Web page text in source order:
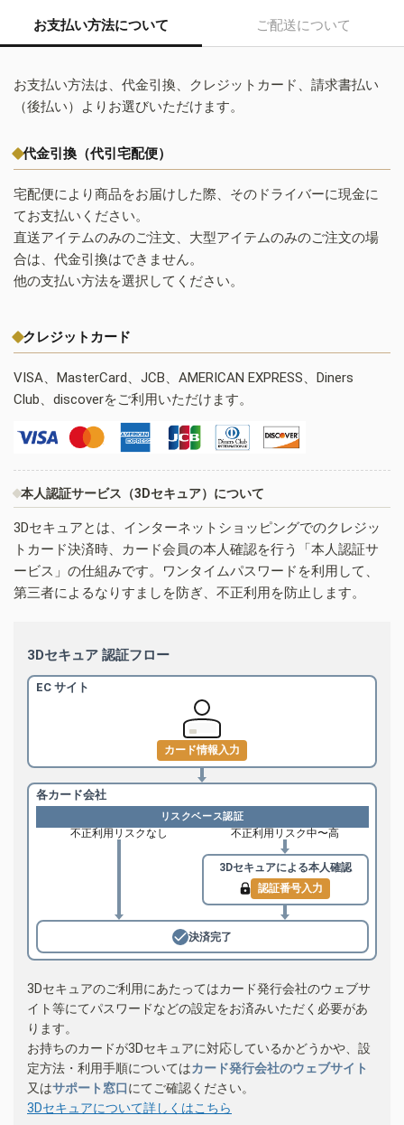
お支払い方法について ご配送について
お支払い方法は、代金引換、クレジットカード、請求書払い
（後払い）よりお選びいただけます。
代金引換（代引宅配便）
宅配便により商品をお届けした際、そのドライバーに現金に
てお支払いください。
直送アイテムのみのご注文、大型アイテムのみのご注文の場
合は、代金引換はできません。
他の支払い方法を選択してください。
クレジットカード
VISA、MasterCard、JCB、AMERICAN EXPRESS、Diners
Club、discoverをご利用いただけます。
本人認証サービス（3Dセキュア）について
3Dセキュアとは、インターネットショッピングでのクレジッ
トカード決済時、カード会員の本人確認を行う「本人認証サ
ービス」の仕組みです。ワンタイムパスワードを利用して、
第三者によるなりすましを防ぎ、不正利用を防止します。
3Dセキュア 認証フロー
EC サイト
カード情報入力
各カード会社
リスクベース認証
不正利用リスクなし 不正利用リスク中〜高
3Dセキュアによる本人確認
認証番号入力
決済完了
3Dセキュアのご利用にあたってはカード発行会社のウェブサ
イト等にてパスワードなどの設定をお済みいただく必要があ
ります。
お持ちのカードが3Dセキュアに対応しているかどうかや、設
定方法・利用手順についてはカード発行会社のウェブサイト
又はサポート窓口にてご確認ください。
3Dセキュアについて詳しくはこちら